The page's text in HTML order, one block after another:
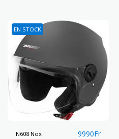
EN STOCK
N608 Nox 9990Fr